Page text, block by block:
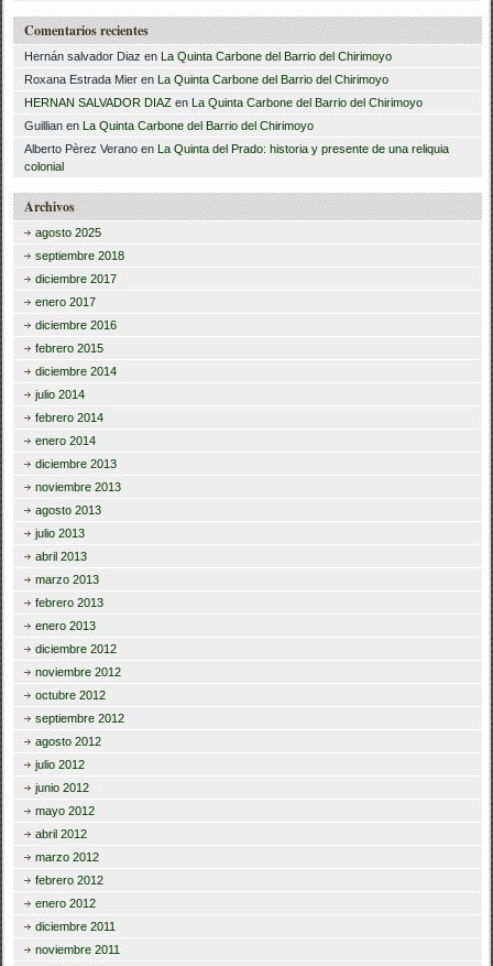
Comentarios recientes
Hernán salvador Diaz en La Quinta Carbone del Barrio del Chirimoyo
Roxana Estrada Mier en La Quinta Carbone del Barrio del Chirimoyo
HERNAN SALVADOR DIAZ en La Quinta Carbone del Barrio del Chirimoyo
Guillian en La Quinta Carbone del Barrio del Chirimoyo
Alberto Pèrez Verano en La Quinta del Prado: historia y presente de una reliquia
colonial
Archivos
agosto 2025
septiembre 2018
diciembre 2017
enero 2017
diciembre 2016
febrero 2015
diciembre 2014
julio 2014
febrero 2014
enero 2014
diciembre 2013
noviembre 2013
agosto 2013
julio 2013
abril 2013
marzo 2013
febrero 2013
enero 2013
diciembre 2012
noviembre 2012
octubre 2012
septiembre 2012
agosto 2012
julio 2012
junio 2012
mayo 2012
abril 2012
marzo 2012
febrero 2012
enero 2012
diciembre 2011
noviembre 2011